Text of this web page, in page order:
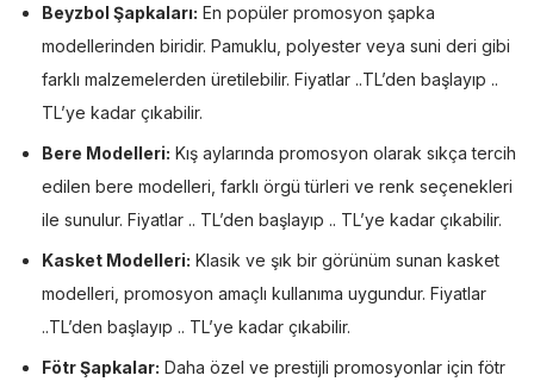
Beyzbol Şapkaları: En popüler promosyon şapka
modellerinden biridir. Pamuklu, polyester veya suni deri gibi
farklı malzemelerden üretilebilir. Fiyatlar ..TL’den başlayıp ..
TL’ye kadar çıkabilir.
Bere Modelleri: Kış aylarında promosyon olarak sıkça tercih
edilen bere modelleri, farklı örgü türleri ve renk seçenekleri
ile sunulur. Fiyatlar .. TL’den başlayıp .. TL’ye kadar çıkabilir.
Kasket Modelleri: Klasik ve şık bir görünüm sunan kasket
modelleri, promosyon amaçlı kullanıma uygundur. Fiyatlar
..TL’den başlayıp .. TL’ye kadar çıkabilir.
Fötr Şapkalar: Daha özel ve prestijli promosyonlar için fötr